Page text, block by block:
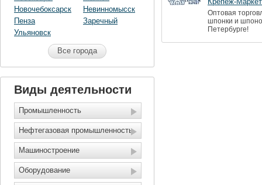
Новочебоксарск
Пенза
Ульяновск
Невинномысск
Заречный
Все города
Виды деятельности
Промышленность
Нефтегазовая промышленность
Машиностроение
Оборудование
Оптовая
шпонки и
Петербурге!